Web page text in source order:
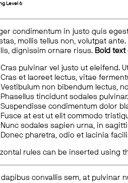
Level 6
condimentum in justo quis
mollis tellus non, volutpat
dignissim ornare risus. Bold text
Cras pulvinar vel justo ut eleifend.
Cras et laoreet lectus, vitae
Vestibulum non bibendum lectus,
Phasellus tincidunt sodales
Suspendisse condimentum dolor
Fusce at est ut elit commodo
Nunc sodales sapien urna, in
Donec pharetra, odio et lacinia
rules can be inserted using
dapibus convallis sem, at pulvinar